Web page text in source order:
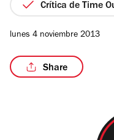
Crítica de Time
lunes 4 noviembre 2013
Share